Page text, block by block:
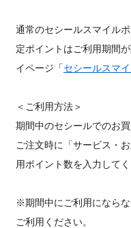
通常のセシールスマイル
定ポイントはご利用期間
イページ「セシールスマ
＜ご利用方法＞
期間中のセシールでのお
ご注文時に「サービス・
用ポイント数を入力してく
※期間中にご利用になら
ご利用ください。